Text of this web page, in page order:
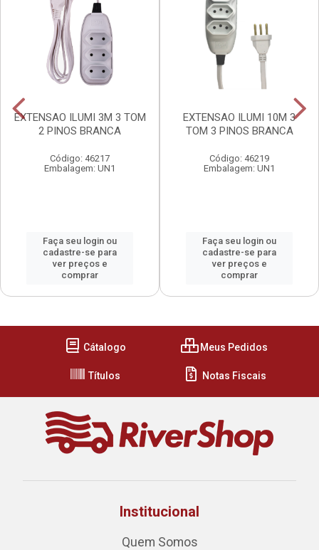
EXTENSAO ILUMI 3M 3 TOM
2 PINOS BRANCA
Código: 46217
Embalagem: UN1
Faça seu login ou
cadastre-se para
ver preços e
comprar
EXTENSAO ILUMI 10M 3
TOM 3 PINOS BRANCA
Código: 46219
Embalagem: UN1
Faça seu login ou
cadastre-se para
ver preços e
comprar
Cátalogo Meus Pedidos
Títulos Notas Fiscais
Institucional
Quem Somos